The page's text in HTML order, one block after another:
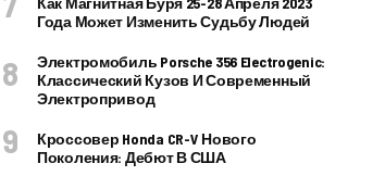
Года Может Изменить Судьбу Людей
Электромобиль Porsche 356 Electrogenic:
Классический Кузов И Современный
Электропривод
Кроссовер Honda CR-V Нового
Поколения: Дебют В США